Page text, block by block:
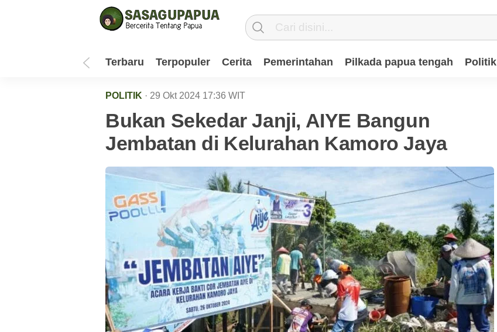
Terbaru Terpopuler Cerita Pemerintahan Pilkada papua tengah Politik
POLITIK · 29 Okt 2024 17:36 WIT
Bukan Sekedar Janji, AIYE Bangun
Jembatan di Kelurahan Kamoro Jaya